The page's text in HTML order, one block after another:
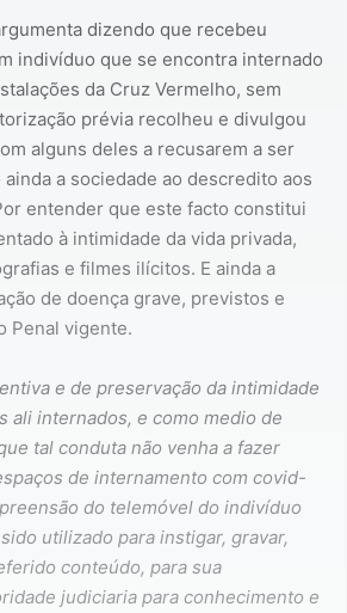
dizendo que recebeu
indivíduo que se encontra internado
da Cruz Vermelho, sem
prévia recolheu e divulgou
alguns deles a recusarem a ser
a sociedade ao descredito aos
entender que este facto constitui
à intimidade da vida privada,
e filmes ilícitos. E ainda a
de doença grave, previstos e
Penal vigente.
e de preservação da intimidade
ali internados, e como medio de
tal conduta não venha a fazer
de internamento com covid-
do telemóvel do indivíduo
utilizado para instigar, gravar,
conteúdo, para sua
judiciaria para conhecimento e